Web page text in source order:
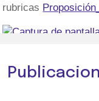
rubricas